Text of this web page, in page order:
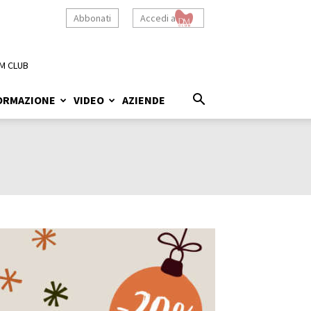
Accedi a
Abbonati
VIDEO AZIENDE
CLUB